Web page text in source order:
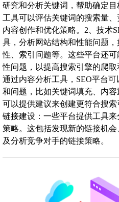
研究和分析关键词，帮助确定
工具可以评估关键词的搜索量
内容创作和优化策略。2、技术
具，分析网站结构和性能问题
性、索引问题等。这些平台还
性问题，以提高搜索引擎的爬取
通过内容分析工具，SEO平台
和问题，比如关键词填充、内
可以提供建议来创建更符合搜索
链接建设：一些平台提供工具
策略。这包括发现新的链接机
及分析竞争对手的链接策略。